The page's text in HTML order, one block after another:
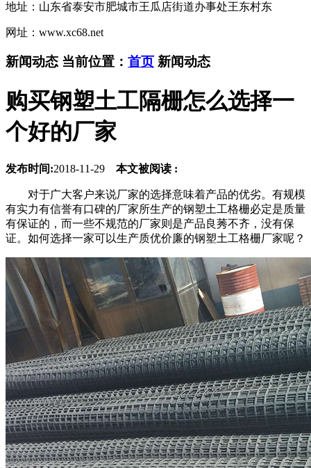
地址：山东省泰安市肥城市王瓜店街道办事处王东村东
网址：www.xc68.net
新闻动态 当前位置： 首页 新闻动态
购买钢塑土工隔栅怎么选择一
个好的厂家
发布时间:2018-11-29 本文被阅读 :
对于广大客户来说厂家的选择意味着产品的优劣。有规模
有实力有信誉有口碑的厂家所生产的钢塑土工格栅必定是质量
有保证的，而一些不规范的厂家则是产品良莠不齐，没有保
证。如何选择一家可以生产质优价廉的钢塑土工格栅厂家呢？